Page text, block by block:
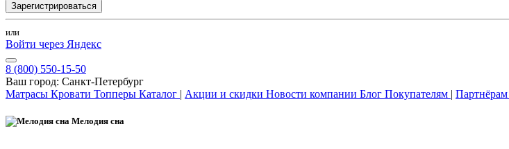
Зарегистрироваться
или
Войти через Яндекс
8 (800) 550-15-50
Ваш город: Санкт-Петербург
Матрасы Кровати Топперы Каталог | Акции и скидки Новости компании Блог Покупателям | Партнёрам
Мелодия сна